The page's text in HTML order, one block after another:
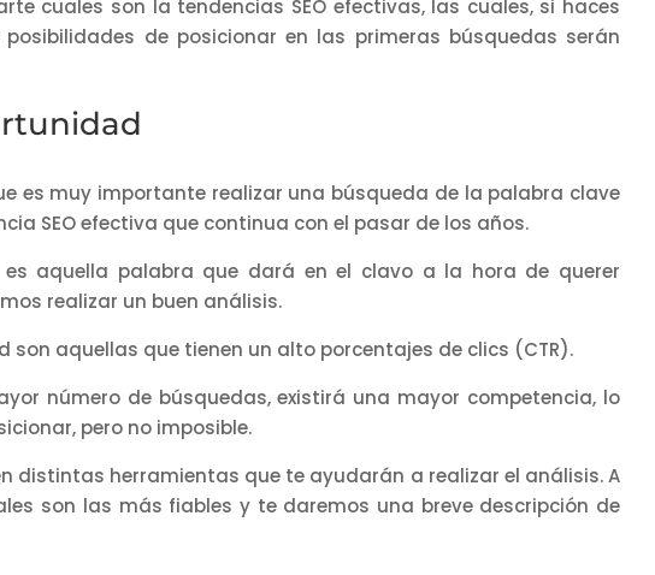
cuales son la tendencias SEO efectivas, las cuales, si haces
de posicionar en las primeras búsquedas serán
es muy importante realizar una búsqueda de la palabra clave
SEO efectiva que continua con el pasar de los años.
aquella palabra que dará en el clavo a la hora de querer
realizar un buen análisis.
aquellas que tienen un alto porcentajes de clics (CTR).
número de búsquedas, existirá una mayor competencia, lo
pero no imposible.
distintas herramientas que te ayudarán a realizar el análisis. A
son las más fiables y te daremos una breve descripción de